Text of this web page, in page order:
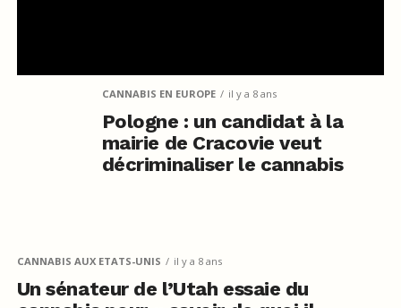
CANNABIS EN EUROPE il y a 8 ans
Pologne : un candidat à la
mairie de Cracovie veut
décriminaliser le cannabis
CANNABIS AUX ETATS-UNIS il y a 8 ans
Un sénateur de l’Utah essaie du